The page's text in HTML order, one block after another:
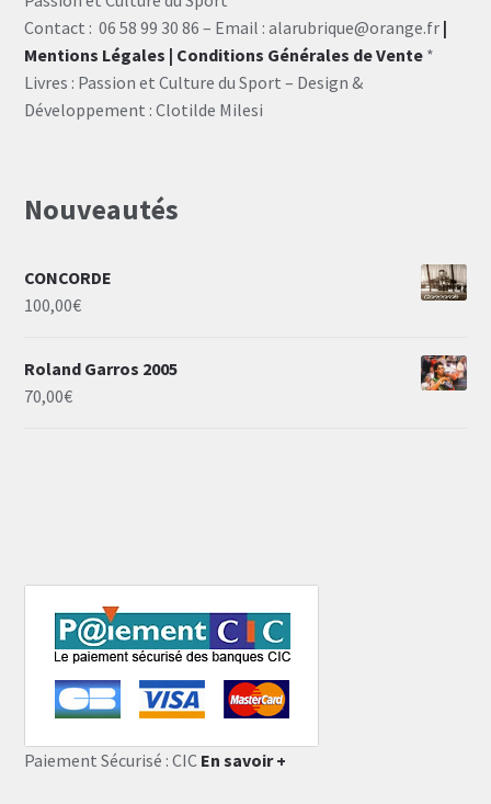
Contact : 06 58 99 30 86 – Email : alarubrique@orange.fr |
Mentions Légales | Conditions Générales de Vente *
Livres : Passion et Culture du Sport – Design &
Développement : Clotilde Milesi
Nouveautés
CONCORDE
100,00€
Roland Garros 2005
70,00€
Paiement Sécurisé : CIC En savoir +